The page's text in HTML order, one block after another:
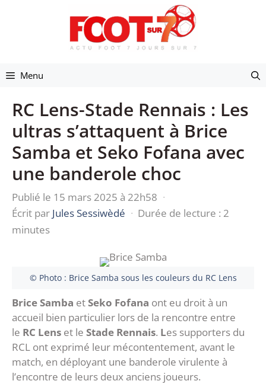
Menu
RC Lens-Stade Rennais : Les
ultras s’attaquent à Brice
Samba et Seko Fofana avec
une banderole choc
Publié le 15 mars 2025 à 22h58 ·
Écrit par Jules Sessiwèdé · Durée de lecture : 2
minutes
© Photo : Brice Samba sous les couleurs du RC Lens
Brice Samba etSeko Fofana ont eu droit à un
accueil bien particulier lors de la rencontre entre
le RC Lens et le Stade Rennais. Les supporters du
RCL ont exprimé leur mécontentement, avant le
match, en déployant une banderole virulente à
l’encontre de leurs deux anciens joueurs.